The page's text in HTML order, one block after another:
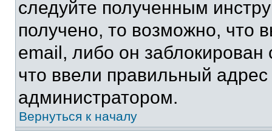
следуйте полученным
получено, то возможно, что
email, либо он
что ввели правильный адрес
администратором.
Вернуться к началу